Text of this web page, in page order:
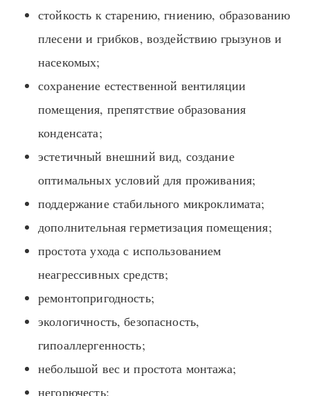
стойкость к старению, гниению, образованию
плесени и грибков, воздействию грызунов и
насекомых;
сохранение естественной вентиляции
помещения, препятствие образования
конденсата;
эстетичный внешний вид, создание
оптимальных условий для проживания;
поддержание стабильного микроклимата;
дополнительная герметизация помещения;
простота ухода с использованием
неагрессивных средств;
ремонтопригодность;
экологичность, безопасность,
гипоаллергенность;
небольшой вес и простота монтажа;
негорючесть;